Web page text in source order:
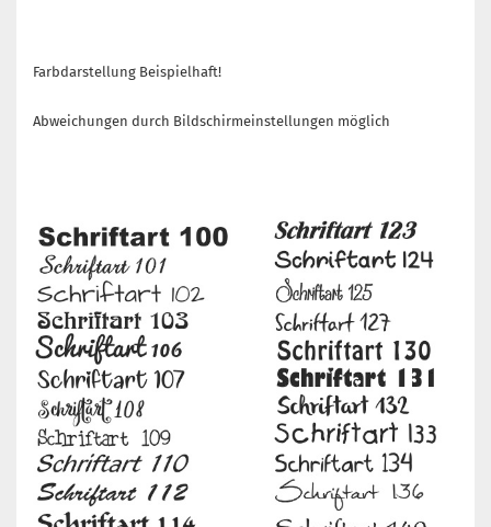
Farbdarstellung Beispielhaft!
Abweichungen durch Bildschirmeinstellungen möglich